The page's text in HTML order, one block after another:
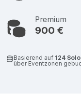
Premium
900 €
Basierend auf 124
über Eventzonen